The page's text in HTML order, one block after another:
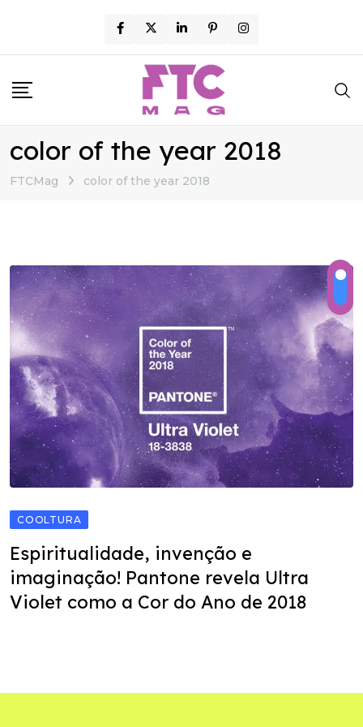
content
color of the year 2018
FTCMag color of the year 2018
COOLTURA
Espiritualidade, invenção e
imaginação! Pantone revela Ultra
Violet como a Cor do Ano de 2018